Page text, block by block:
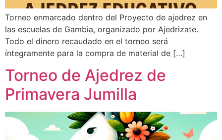
Torneo enmarcado dentro del Proyecto de ajedrez en
las escuelas de Gambia, organizado por Ajedrizate.
Todo el dinero recaudado en el torneo será
íntegramente para la compra de material de […]
Torneo de Ajedrez de
Primavera Jumilla